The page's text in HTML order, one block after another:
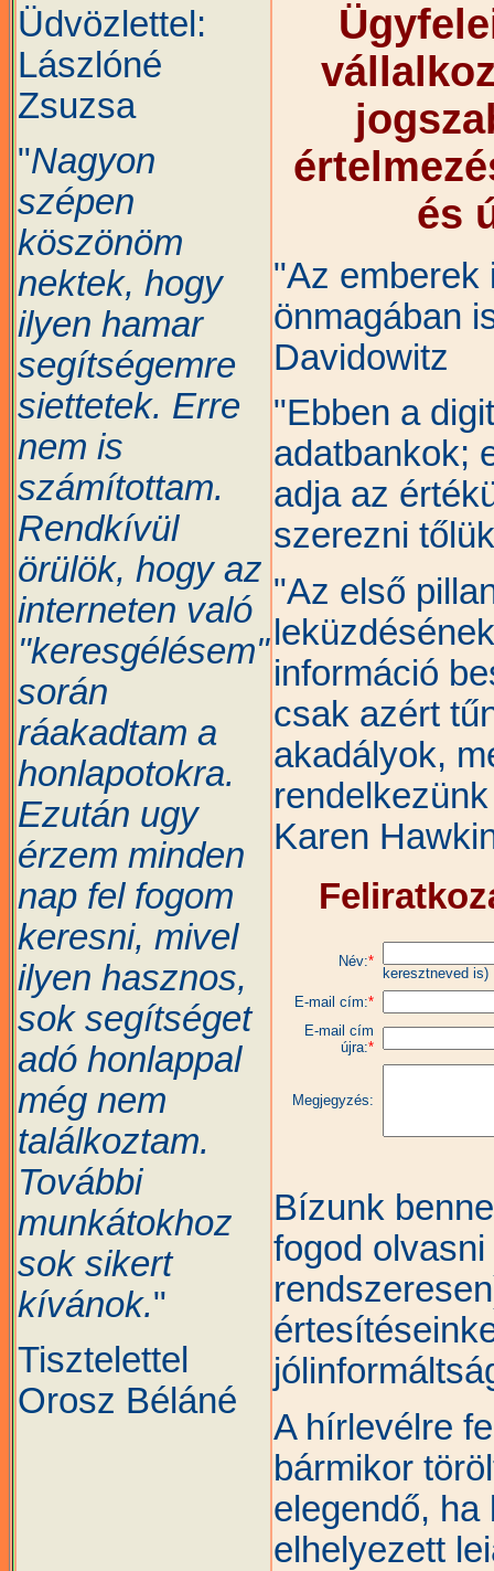
Üdvözlettel:
Lászlóné
Zsuzsa
"Nagyon
szépen
köszönöm
nektek, hogy
ilyen hamar
segítségemre
siettetek. Erre
nem is
számítottam.
Rendkívül
örülök, hogy az
interneten való
"keresgélésem"
során
ráakadtam a
honlapotokra.
Ezután ugy
érzem minden
nap fel fogom
keresni, mivel
ilyen hasznos,
sok segítséget
adó honlappal
még nem
találkoztam.
További
munkátokhoz
sok sikert
kívánok."
Tisztelettel
Orosz Béláné
és
"Az emberek
önmagában
Davidowitz
"Ebben a
adatbankok;
adja az
szerezni
"Az első
információ
csak azért
akadályok,
Karen
Név:*
keresztneved is)
E-mail cím:*
E-mail cím
újra:*
Megjegyzés:
Bízunk
fogod
A hírlevélre
bármikor
elegendő, ha
elhelyezett